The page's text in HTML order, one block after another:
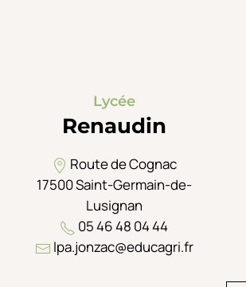
Lycée
Renaudin
Route de Cognac
17500 Saint-Germain-de-
Lusignan
05 46 48 04 44
lpa.jonzac@educagri.fr